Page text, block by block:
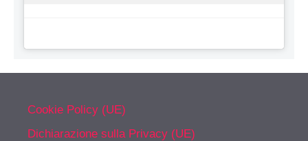
Cookie Policy (UE)
Dichiarazione sulla Privacy (UE)